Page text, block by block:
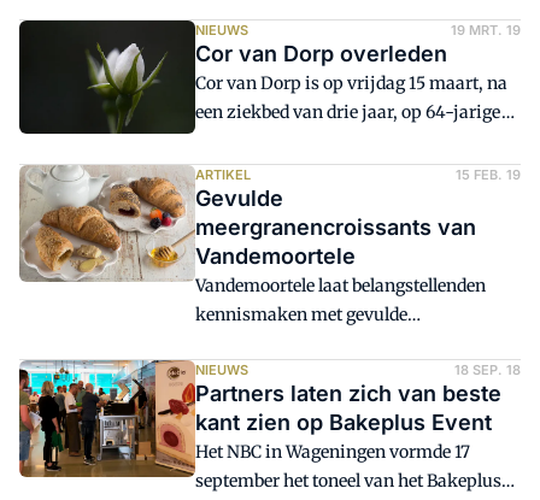
Gouda's Glorie-fabrikant
Vandemoortele.
NIEUWS 19 MRT. 19
Cor van Dorp overleden
Cor van Dorp is op vrijdag 15 maart, na
een ziekbed van drie jaar, op 64-jarige
jaar in dienst bij Vandemoortele als sales
representive bakery in verschillende
regio's in Nederland, waarvan de laatste
twintig jaar in het midden en oosten van
het land.
ARTIKEL 15 FEB. 19
Gevulde
meergranencroissants van
Vandemoortele
Vandemoortele laat belangstellenden
kennismaken met gevulde
bekende meergranencroissant met
roomboter zijn er ook twee varianten
met heerlijke, zoetige vullingen. De
toppings van verschillende zaden en
havermoutvlokken zorgen voor een
NIEUWS 18 SEP. 18
Partners laten zich van beste
kant zien op Bakeplus Event
Het NBC in Wageningen vormde 17
september het toneel van het Bakeplus